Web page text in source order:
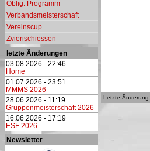
Oblig. Programm
Verbandsmeisterschaft
Vereinscup
Zvierischiessen
letzte Änderungen
03.08.2026 - 22:46
Home
01.07.2026 - 23:51
MMMS 2026
28.06.2026 - 11:19
Gruppenmeisterschaft 2026
16.06.2026 - 17:19
ESF 2026
Newsletter
Letzte